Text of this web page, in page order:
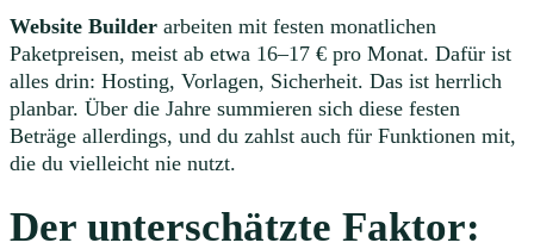
Website Builder arbeiten mit festen monatlichen
Paketpreisen, meist ab etwa 16–17 € pro Monat. Dafür ist
alles drin: Hosting, Vorlagen, Sicherheit. Das ist herrlich
planbar. Über die Jahre summieren sich diese festen
Beträge allerdings, und du zahlst auch für Funktionen mit,
die du vielleicht nie nutzt.
Der unterschätzte Faktor: